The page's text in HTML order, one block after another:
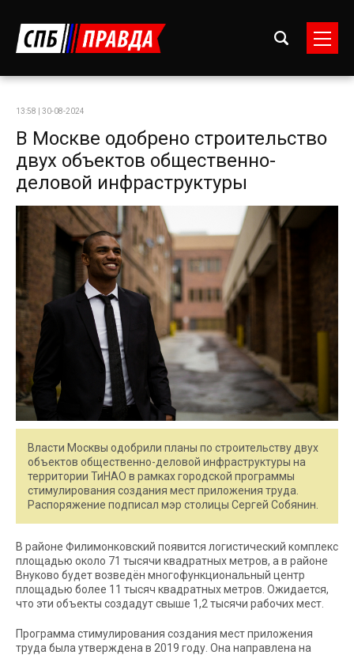
13:58 | 30-08-2024
В Москве одобрено строительство
двух объектов общественно-
деловой инфраструктуры
Власти Москвы одобрили планы по строительству двух
объектов общественно-деловой инфраструктуры на
территории ТиНАО в рамках городской программы
стимулирования создания мест приложения труда.
Распоряжение подписал мэр столицы Сергей Собянин.
В районе Филимонковский появится логистический комплекс
площадью около 71 тысячи квадратных метров, а в районе
Внуково будет возведён многофункциональный центр
площадью более 11 тысяч квадратных метров. Ожидается,
что эти объекты создадут свыше 1,2 тысячи рабочих мест.
Программа стимулирования создания мест приложения
труда была утверждена в 2019 году. Она направлена на